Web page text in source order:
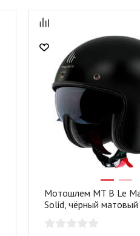
Мотошлем MT B Le
Solid, чёрный матовый